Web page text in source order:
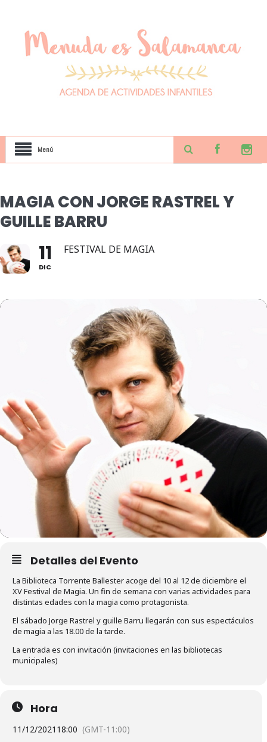
Menú
MAGIA CON JORGE RASTREL Y
GUILLE BARRU
11
DIC
FESTIVAL DE MAGIA
Detalles del Evento
La Biblioteca Torrente Ballester acoge del 10 al 12 de diciembre el
XV Festival de Magia. Un fin de semana con varias actividades para
distintas edades con la magia como protagonista.
El sábado Jorge Rastrel y guille Barru llegarán con sus espectáculos
de magia a las 18.00 de la tarde.
La entrada es con invitación (invitaciones en las bibliotecas
municipales)
Hora
11/12/2021 18:00 (GMT-11:00)